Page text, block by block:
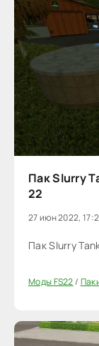
Пак Slurry
22
27 июн 2022,
Пак Slurry
Моды FS22/